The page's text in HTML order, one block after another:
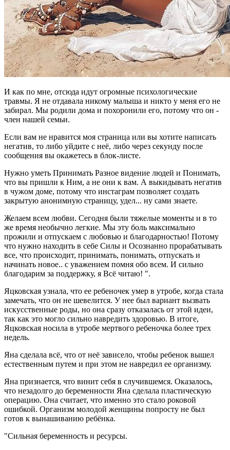
И как по мне, отсюда идут огромные психологические
травмы. Я не отдавала никому малыша и никто у меня его не
забирал. Мы родили дома и похоронили его, потому что он -
член нашей семьи.
Если вам не нравится моя страница или вы хотите написать
негатив, то либо уйдите с неё, либо через секунду после
сообщения вы окажетесь в блок-листе.
Нужно уметь Принимать Разное видение людей и Понимать,
что вы пришли к Ним, а не они к вам. А выкидывать негатив
в чужом доме, потому что инстаграм позволяет создать
закрытую анонимную страницу, удел... ну сами знаете.
Желаем всем любви. Сегодня были тяжелые моменты и в то
же время необычно легкие. Мы эту боль максимально
прожили и отпускаем с любовью и благодарностью! Потому
что нужно находить в себе Силы и Осознанно прорабатывать
все, что происходит, принимать, понимать, отпускать и
начинать новое.. с уважением помня обо всем. И сильно
благодарим за поддержку, я Всё читаю! ".
Яцковская узнала, что ее ребеночек умер в утробе, когда стала
замечать, что он не шевелится. У нее был вариант вызвать
искусственные роды, но она сразу отказалась от этой идеи,
так как это могло сильно навредить здоровью. В итоге,
Яцковская носила в утробе мертвого ребеночка более трех
недель.
Яна сделала всё, что от неё зависело, чтобы ребенок вышел
естественным путем и при этом не навредил ее организму.
Яна признается, что винит себя в случившемся. Оказалось,
что незадолго до беременности Яна сделала пластическую
операцию. Она считает, что именно это стало роковой
ошибкой. Организм молодой женщины попросту не был
готов к вынашиванию ребёнка.
"Сильная беременность и ресурсы.